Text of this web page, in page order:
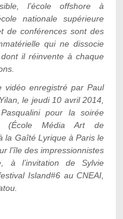
l’école offshore à
nationale supérieure
de conférences sont des
qui ne dissocie
il réinvente à chaque
vidéo enregistré par Paul
le jeudi 10 avril 2014,
pour la soirée
(École Média Art de
la Gaîté Lyrique à Paris le
l’île des impressionnistes
à l’invitation de Sylvie
Island#6 au CNEAI,